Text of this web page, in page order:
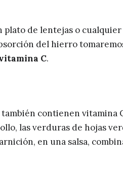
plato de lentejas o
del hierro
C.
también contienen vitamina
las verduras de hojas
en una salsa,